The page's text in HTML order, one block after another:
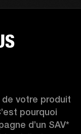
votre produit
pourquoi
d’un SAV*